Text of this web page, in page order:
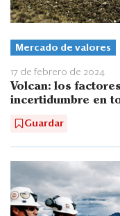
Mercado de valores
17 de febrero de 2024
Volcan: los
incertidumbre en
Guardar